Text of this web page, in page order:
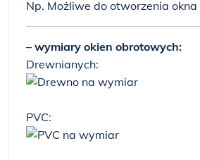
Np. Możliwe do otworzenia
– wymiary okien obrotowych:
Drewnianych:
PVC: